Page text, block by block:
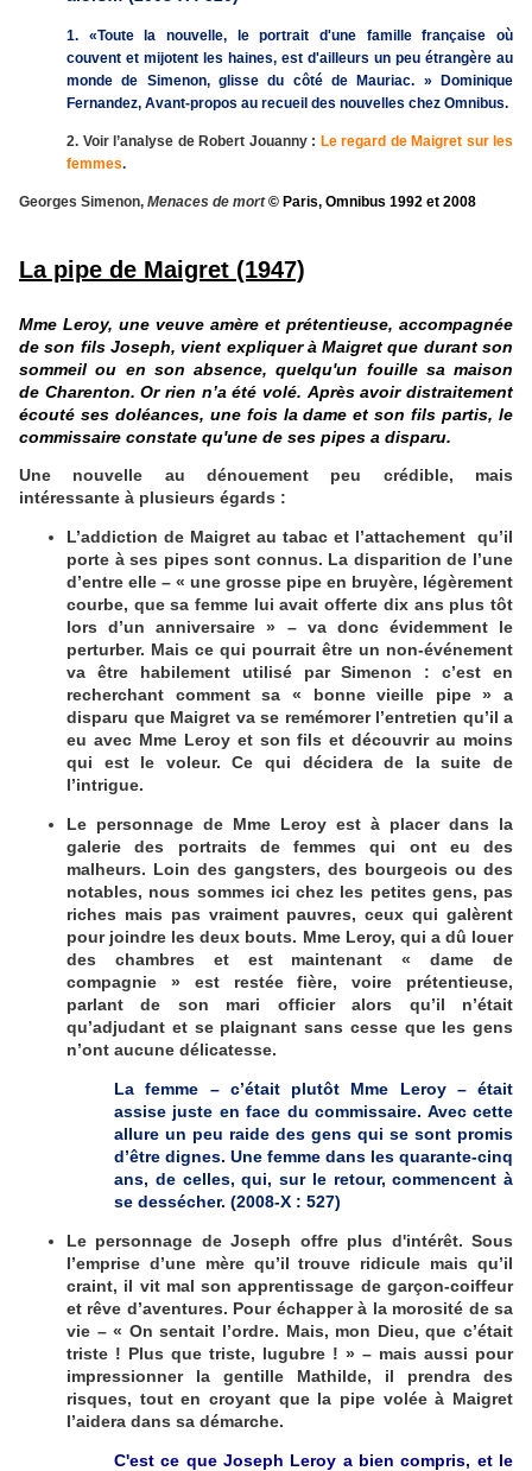
1. «Toute la nouvelle, le portrait d'une famille française où
couvent et mijotent les haines, est d'ailleurs un peu étrangère au
monde de Simenon, glisse du côté de Mauriac. » Dominique
Fernandez, Avant-propos au recueil des nouvelles chez Omnibus.
2. Voir l’analyse de Robert Jouanny : Le regard de Maigret sur les
femmes.
Georges Simenon, Menaces de mort© Paris, Omnibus 1992 et 2008
La pipe de Maigret (1947)
Mme Leroy, une veuve amère et prétentieuse, accompagnée
de son fils Joseph, vient expliquer à Maigret que durant son
sommeil ou en son absence, quelqu'un fouille sa maison
de Charenton. Or rien n’a été volé. Après avoir distraitement
écouté ses doléances, une fois la dame et son fils partis, le
commissaire constate qu'une de ses pipes a disparu.
Une nouvelle au dénouement peu crédible, mais
intéressante à plusieurs égards :
L’addiction de Maigret au tabac et l’attachement qu’il
porte à ses pipes sont connus. La disparition de l’une
d’entre elle – « une grosse pipe en bruyère, légèrement
courbe, que sa femme lui avait offerte dix ans plus tôt
lors d’un anniversaire » – va donc évidemment le
perturber. Mais ce qui pourrait être un non-événement
va être habilement utilisé par Simenon : c’est en
recherchant comment sa « bonne vieille pipe » a
disparu que Maigret va se remémorer l’entretien qu’il a
eu avec Mme Leroy et son fils et découvrir au moins
qui est le voleur. Ce qui décidera de la suite de
l’intrigue.
Le personnage de Mme Leroy est à placer dans la
galerie des portraits de femmes qui ont eu des
malheurs. Loin des gangsters, des bourgeois ou des
notables, nous sommes ici chez les petites gens, pas
riches mais pas vraiment pauvres, ceux qui galèrent
pour joindre les deux bouts. Mme Leroy, qui a dû louer
des chambres et est maintenant « dame de
compagnie » est restée fière, voire prétentieuse,
parlant de son mari officier alors qu’il n’était
qu’adjudant et se plaignant sans cesse que les gens
n’ont aucune délicatesse.
La femme – c’était plutôt Mme Leroy – était
assise juste en face du commissaire. Avec cette
allure un peu raide des gens qui se sont promis
d’être dignes. Une femme dans les quarante-cinq
ans, de celles, qui, sur le retour, commencent à
se dessécher. (2008-X : 527)
Le personnage de Joseph offre plus d'intérêt. Sous
l’emprise d’une mère qu’il trouve ridicule mais qu’il
craint, il vit mal son apprentissage de garçon-coiffeur
et rêve d’aventures. Pour échapper à la morosité de sa
vie – « On sentait l’ordre. Mais, mon Dieu, que c’était
triste ! Plus que triste, lugubre ! » – mais aussi pour
impressionner la gentille Mathilde, il prendra des
risques, tout en croyant que la pipe volée à Maigret
l’aidera dans sa démarche.
C'est ce que Joseph Leroy a bien compris, et le